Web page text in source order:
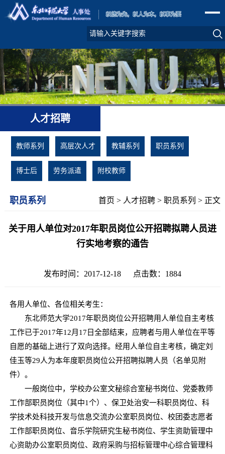
人才招聘
教师系列 高层次人才 教辅系列 职员系列
博士后 劳务派遣 附校教师
职员系列 首页 > 人才招聘 >职员系列 > 正文
关于用人单位对2017年职员岗位公开招聘拟聘人员进
行实地考察的通告
发布时间：2017-12-18 点击数： 1884
各用人单位、各位相关考生：
东北师范大学2017年职员岗位公开招聘用人单位自主考核
工作已于2017年12月17日全部结束，应聘者与用人单位在平等
自愿的基础上进行了双向选择。经用人单位自主考核，确定刘
佳玉等29人为本年度职员岗位公开招聘拟聘人员（名单见附
件）。
一般岗位中，学校办公室文秘综合室秘书岗位、党委教师
工作部职员岗位（其中1个）、保卫处治安一科职员岗位、科
学技术处科技开发与信息交流办公室职员岗位、校团委志愿者
工作部职员岗位、音乐学院研究生秘书岗位、学生资助管理中
心资助办公室职员岗位、政府采购与招标管理中心综合管理科